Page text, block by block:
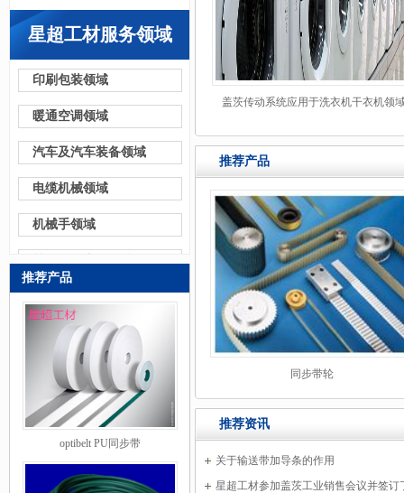
星超工材服务领域
印刷包装领域
暖通空调领域
汽车及汽车装备领域
电缆机械领域
机械手领域
其他更多应用领域
产品定制
推荐产品
optibelt PU同步带
盖茨传动系统应用于洗衣机干衣机领
推荐产品
同步带轮
推荐资讯
关于输送带加导条的作用
星超工材参加盖茨工业销售会议并签订